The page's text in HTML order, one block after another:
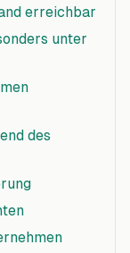
erreichbar
unter
des